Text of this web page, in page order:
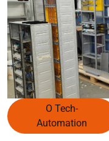
O Tech-
Automation